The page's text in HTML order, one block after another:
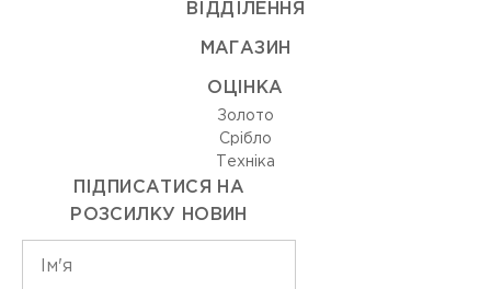
ВIДДIЛЕННЯ
МАГАЗИН
ОЦIНКА
Золото
Срiбло
Технiка
ПІДПИСАТИСЯ НА
РОЗСИЛКУ НОВИН